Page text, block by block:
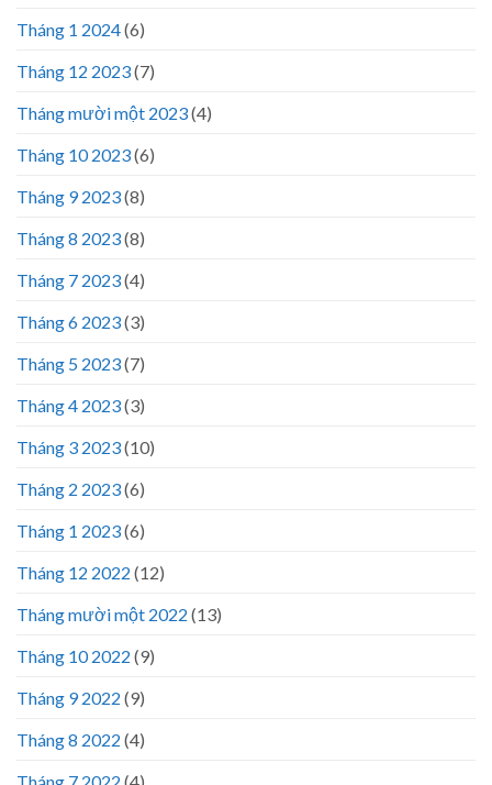
Tháng 1 2024(6)
Tháng 12 2023(7)
Tháng mười một 2023(4)
Tháng 10 2023(6)
Tháng 9 2023(8)
Tháng 8 2023(8)
Tháng 7 2023(4)
Tháng 6 2023(3)
Tháng 5 2023(7)
Tháng 4 2023(3)
Tháng 3 2023(10)
Tháng 2 2023(6)
Tháng 1 2023(6)
Tháng 12 2022 (12)
Tháng mười một 2022 (13)
Tháng 10 2022 (9)
Tháng 9 2022 (9)
Tháng 8 2022 (4)